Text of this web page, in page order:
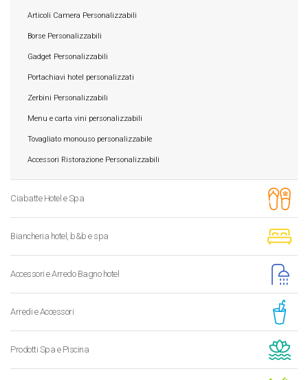
Articoli Camera Personalizzabili
Borse Personalizzabili
Gadget Personalizzabili
Portachiavi hotel personalizzati
Zerbini Personalizzabili
Menu e carta vini personalizzabili
Tovagliato monouso personalizzabile
Accessori Ristorazione Personalizzabili
Ciabatte Hotel e Spa
Biancheria hotel, b&b e spa
Accessori e Arredo Bagno hotel
Arredi e Accessori
Prodotti Spa e Piscina